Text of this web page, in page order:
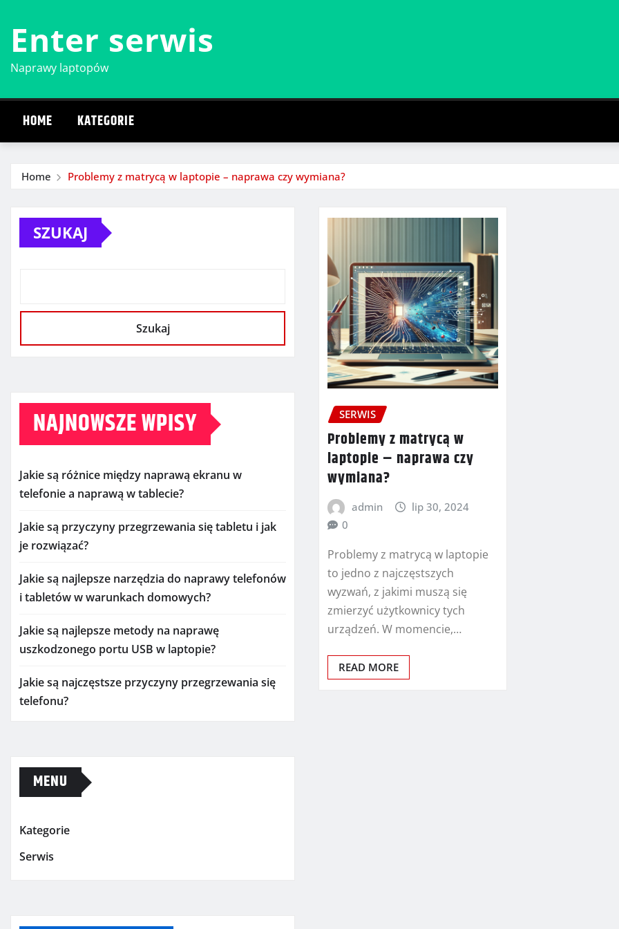
content
Enter serwis
Naprawy laptopów
HOME KATEGORIE
Home Problemy z matrycą w laptopie – naprawa czy wymiana?
SZUKAJ
Szukaj
NAJNOWSZE WPISY
Jakie są różnice między naprawą ekranu w
telefonie a naprawą w tablecie?
Jakie są przyczyny przegrzewania się tabletu i jak
je rozwiązać?
Jakie są najlepsze narzędzia do naprawy telefonów
i tabletów w warunkach domowych?
Jakie są najlepsze metody na naprawę
uszkodzonego portu USB w laptopie?
Jakie są najczęstsze przyczyny przegrzewania się
telefonu?
MENU
Kategorie
Serwis
SERWIS
Problemy z matrycą w
laptopie – naprawa czy
wymiana?
admin
lip 30, 2024
0
Problemy z matrycą w laptopie
to jedno z najczęstszych
wyzwań, z jakimi muszą się
zmierzyć użytkownicy tych
urządzeń. W momencie,…
READ MORE